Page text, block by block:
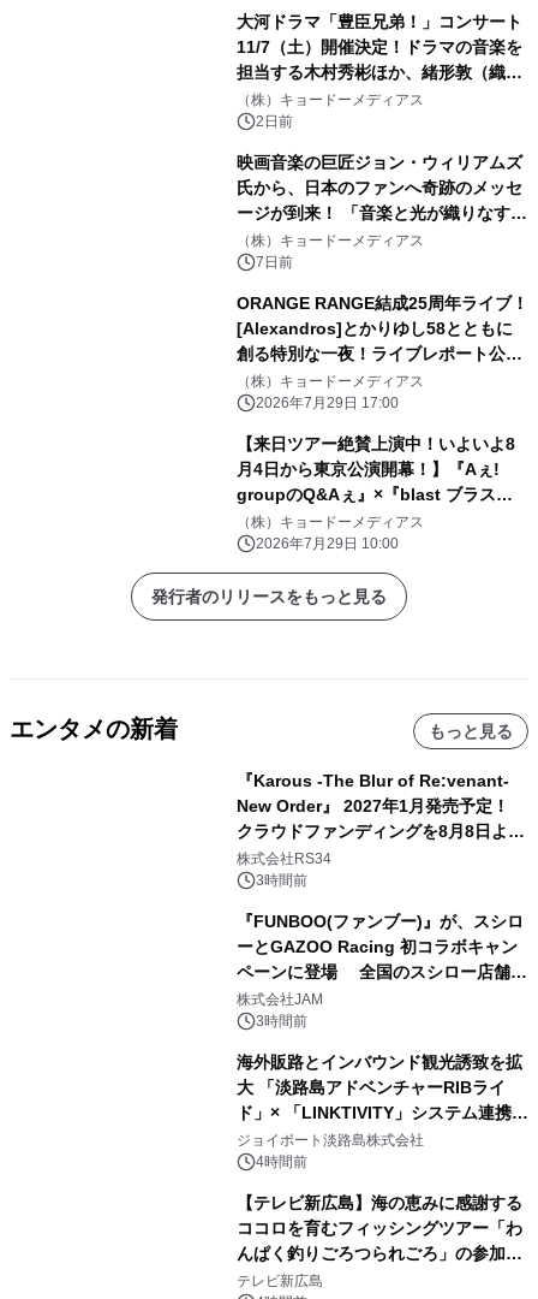
大河ドラマ「豊臣兄弟！」コンサート
11/7（土）開催決定！ドラマの音楽を
担当する木村秀彬ほか、緒形敦（織田
信澄役）、松本怜生（石田三成役）が
ゲスト出演 8 月 5 日（水）10:00 よ
（株）キョードーメディアス
2日前
映画音楽の巨匠ジョン・ウィリアムズ
氏から、日本のファンへ奇跡のメッセ
ージが到来！ 「音楽と光が織りなす素
晴らしい夜に！」9 月 5 日開催の『埼
スタ花火』へ向け、直筆サイン入りレ
（株）キョードーメディアス
7日前
ORANGE RANGE結成25周年ライブ！
[Alexandros]とかりゆし58とともに
創る特別な一夜！ライブレポート公
開！「YOKOHAMA UNITE音楽祭
2026 presents ORANGE RANGE
プルー」
（株）キョードーメディアス
2026年7月29日 17:00
【来日ツアー絶賛上演中！いよいよ8
月4日から東京公演開幕！】『Aぇ!
groupのQ&Aぇ』×『blast ブラス
ト！』 スペシャルコラボが実現！
8/1(土)13:35~ フジテレビで特別番組
の放送決定
（株）キョードーメディアス
2026年7月29日 10:00
発行者のリリースをもっと見る
エンタメの新着 もっと見る
『Karous -The Blur of Re:venant-
New Order』 2027年1月発売予定！
クラウドファンディングを8月8日より
開始
株式会社RS34
3時間前
『FUNBOO(ファンブー)』が、スシロ
ーとGAZOO Racing 初コラボキャン
ペーンに登場 全国のスシロー店舗で
GR 4車種の FUNBOO(ミニカー)付き
メニューが展開されます
株式会社JAM
3時間前
海外販路とインバウンド観光誘致を拡
大 「淡路島アドベンチャーRIBライ
ド」× 「LINKTIVITY」システム連携を
開始！
ジョイポート淡路島株式会社
4時間前
【テレビ新広島】海の恵みに感謝する
ココロを育むフィッシングツアー「わ
んぱく釣りごろつられごろ」の参加小
学生を募集
テレビ新広島